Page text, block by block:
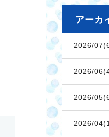
アーカ
2026/
2026/
2026/
2026/